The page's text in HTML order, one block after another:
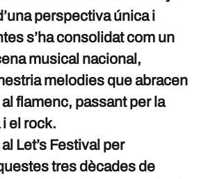
perspectiva única i
s’ha consolidat com un
musical nacional,
melodies que abracen
flamenc, passant per la
el rock.
Let’s Festival per
tres dècades de